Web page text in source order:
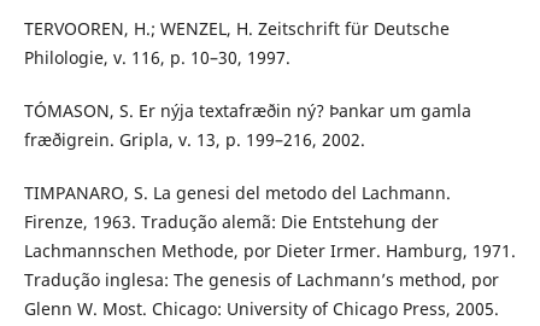
TERVOOREN, H.; WENZEL, H. Zeitschrift für Deutsche
Philologie, v. 116, p. 10–30, 1997.
TÓMASON, S. Er nýja textafræðin ný? Þankar um gamla
fræðigrein. Gripla, v. 13, p. 199–216, 2002.
TIMPANARO, S. La genesi del metodo del Lachmann.
Firenze, 1963. Tradução alemã: Die Entstehung der
Lachmannschen Methode, por Dieter Irmer. Hamburg, 1971.
Tradução inglesa: The genesis of Lachmann’s method, por
Glenn W. Most. Chicago: University of Chicago Press, 2005.